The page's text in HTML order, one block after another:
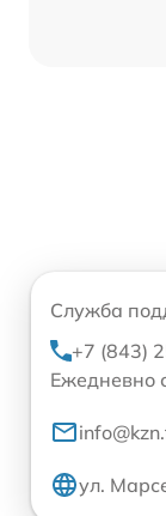
Служба
+7 (843)
Ежедневно
ул.